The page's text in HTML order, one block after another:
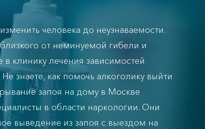
человека до неузнаваемости.
от неминуемой гибели и
клинику лечения зависимостей
знаете, как помочь алкоголику выйти
запоя на дому в Москве
в области наркологии. Они
выведение из запоя с выездом на